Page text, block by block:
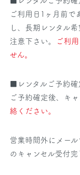
ご利用日1ヶ月前で
し、長期レンタル
注意下さい。
ご利
せん。
■レンタルご予約確
ご予約確定後、キ
絡ください。
営業時間外にメー
のキャンセル受付